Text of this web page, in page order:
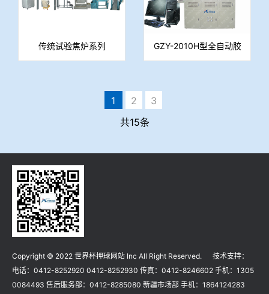
传统试验焦炉系列
GZY-2010H型全自动胶
质层指数测定仪
1 2
3
共15条
Copyright © 2022 世界杯押球网站 Inc All Right Reserved. 技术支持：
电话：0412-8252920 0412-8252930 传真：0412-8246602 手机：1305
0084493 售后服务部：0412-8285080 新疆市场部 手机：1864124283